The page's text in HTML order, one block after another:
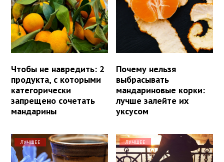
Чтобы не навредить: 2
продукта, с которыми
категорически
запрещено сочетать
мандарины
Почему нельзя
выбрасывать
мандариновые корки:
лучше залейте их
уксусом
ЛУЧШЕЕ ЛУЧШЕЕ